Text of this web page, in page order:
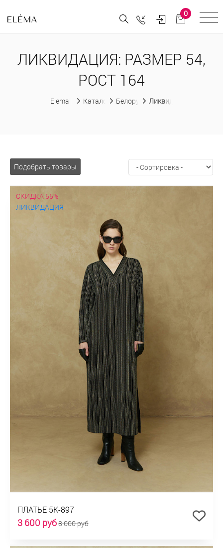
0
ЛИКВИДАЦИЯ: РАЗМЕР 54,
РОСТ 164
Elema Каталог Белорусская женская одежда
Ликвидация
Подобрать товары
СКИДКА 55%
ЛИКВИДАЦИЯ
ПЛАТЬЕ 5К-897
3 600 руб8 000 руб